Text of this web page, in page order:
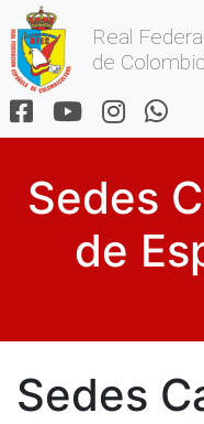
Real
de
Sedes
de
Sedes